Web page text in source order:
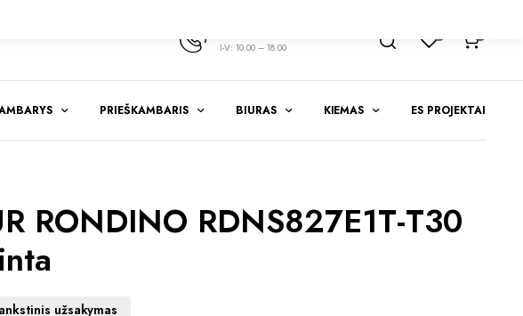
I-V: 10.00 – 18.00
PRIEŠKAMBARIS BIURAS KIEMAS ES PROJEKTAI
RONDINO RDNS827E1T-T30
užsakymas